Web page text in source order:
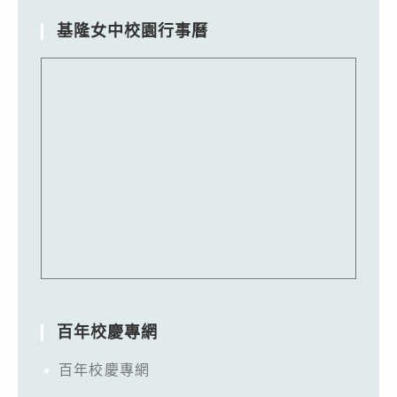
基隆女中校園行事曆
百年校慶專網
百年校慶專網